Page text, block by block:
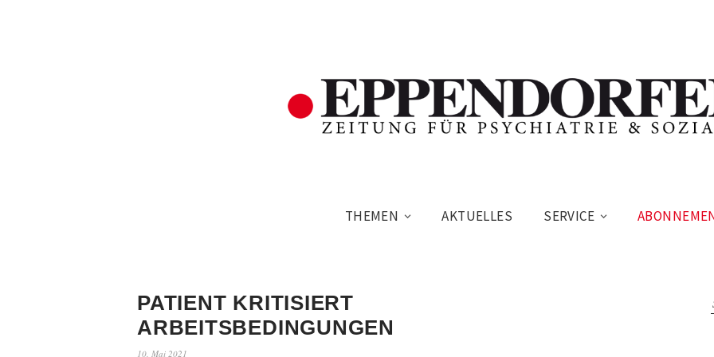
THEMEN AKTUELLES SERVICE
PATIENT KRITISIERT
ARBEITSBEDINGUNGEN
10. Mai 2021